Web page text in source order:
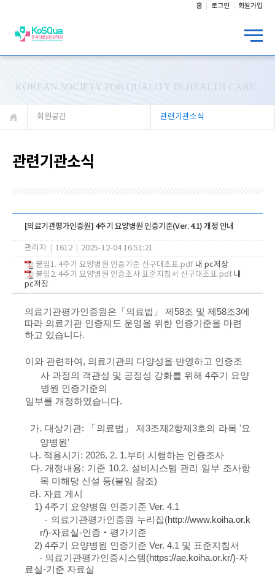
홈 로그인 회원가입
KOREAN SOCIETY FOR QUALITY IN HEALTH CARE
회원공간 관련기관소식
관련기관소식
[의료기관평가인증원] 4주기 요양병원 인증기준(Ver. 4.1) 개정 안내
관리자 1612
2025-12-04 16:51:21
붙임1. 4주기 요양병원 인증기준 신구대조표.pdf 내 pc저장
붙임2. 4주기 요양병원 인증조사 표준지침서 신구대조표.pdf 내
pc저장
의료기관평가인증원은「의료법」 제58조 및 제58조3에
따라 의료기관 인증제도 운영을 위한 인증기준을 마련
하고 있습니다.
이와 관련하여, 의료기관의 다양성을 반영하고 인증조
사 과정의 객관성 및 공정성 강화를 위해 4주기 요양
병원 인증기준의
일부를 개정하였습니다.
가. 대상기관: 「의료법」 제3조제2항제3호의 라목 '요
양병원'
나. 적용시기: 2026. 2. 1.부터 시행하는 인증조사
다. 개정내용: 기준 10.2. 설비시스템 관리 일부 조사항
목 미해당 신설 등(붙임 참조)
라. 자료 게시
1) 4주기 요양병원 인증기준 Ver. 4.1
- 의료기관평가인증원 누리집(http://www.koiha.or.k
r/)-자료실-인증‧평가기준
2) 4주기 요양병원 인증기준 Ver. 4.1 및 표준지침서
- 의료기관평가인증시스템(https://ae.koiha.or.kr/)-자
료실-기준 자료실